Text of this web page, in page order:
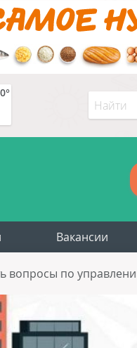
Вакансии
вопросы по